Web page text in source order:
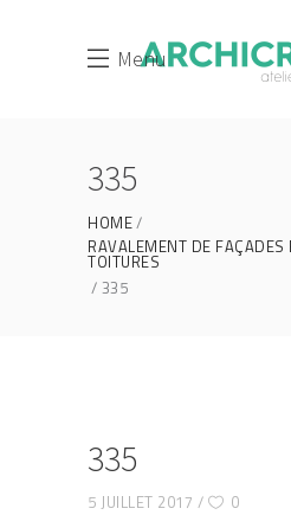
Menu
335
HOME
RAVALEMENT DE FAÇADES
TOITURES
335
335
5 JUILLET 2017 0